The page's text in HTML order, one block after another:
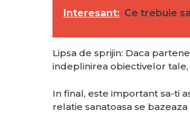
Interesant: Ce trebuie
Lipsa de sprijin: Daca
indeplinirea obiectivelor
In final, este important sa-ti
relatie sanatoasa se